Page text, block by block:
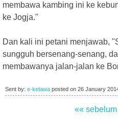
membawa kambing ini ke
ke Jogja."
Dan kali ini petani menjawab,
sungguh bersenang-senang,
membawanya jalan-jalan ke
Sent by: e-ketawa posted on 26 January
«« sebelum